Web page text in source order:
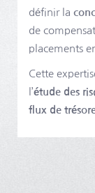
définir la
de
placements
Cette
l’étude des
flux de